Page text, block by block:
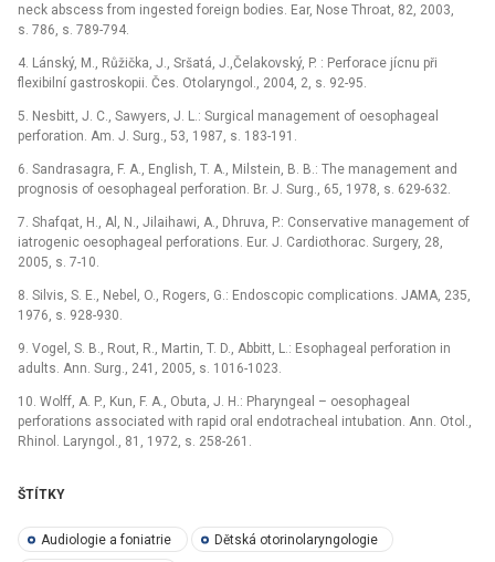
neck abscess from ingested foreign bodies. Ear, Nose Throat, 82, 2003,
s. 786, s. 789-794.
4. Lánský, M., Růžička, J., Sršatá, J.,Čelakovský, P. : Perforace jícnu při
flexibilní gastroskopii. Čes. Otolaryngol., 2004, 2, s. 92-95.
5. Nesbitt, J. C., Sawyers, J. L.: Surgical management of oesophageal
perforation. Am. J. Surg., 53, 1987, s. 183-191.
6. Sandrasagra, F. A., English, T. A., Milstein, B. B.: The management and
prognosis of oesophageal perforation. Br. J. Surg., 65, 1978, s. 629-632.
7. Shafqat, H., Al, N., Jilaihawi, A., Dhruva, P.: Conservative management of
iatrogenic oesophageal perforations. Eur. J. Cardiothorac. Surgery, 28,
2005, s. 7-10.
8. Silvis, S. E., Nebel, O., Rogers, G.: Endoscopic complications. JAMA, 235,
1976, s. 928-930.
9. Vogel, S. B., Rout, R., Martin, T. D., Abbitt, L.: Esophageal perforation in
adults. Ann. Surg., 241, 2005, s. 1016-1023.
10. Wolff, A. P., Kun, F. A., Obuta, J. H.: Pharyngeal –⁠ oesophageal
perforations associated with rapid oral endotracheal intubation. Ann. Otol.,
Rhinol. Laryngol., 81, 1972, s. 258-261.
ŠTÍTKY
Audiologie a foniatrie Dětská otorinolaryngologie